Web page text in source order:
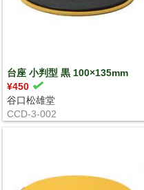
台座 小判型 黒 100×135mm
¥450
谷口松雄堂
CCD-3-002